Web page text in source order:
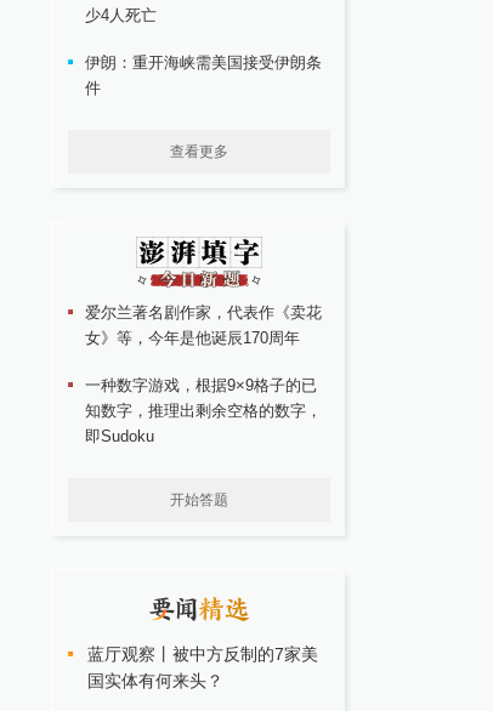
少4人死亡
伊朗：重开海峡需美国接受伊朗条
件
查看更多
爱尔兰著名剧作家，代表作《卖花
女》等，今年是他诞辰170周年
一种数字游戏，根据9×9格子的已
知数字，推理出剩余空格的数字，
即Sudoku
开始答题
蓝厅观察丨被中方反制的7家美
国实体有何来头？